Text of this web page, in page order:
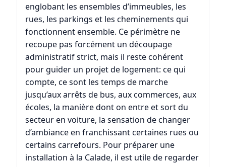
englobant les ensembles d’immeubles, les
rues, les parkings et les cheminements qui
fonctionnent ensemble. Ce périmètre ne
recoupe pas forcément un découpage
administratif strict, mais il reste cohérent
pour guider un projet de logement: ce qui
compte, ce sont les temps de marche
jusqu’aux arrêts de bus, aux commerces, aux
écoles, la manière dont on entre et sort du
secteur en voiture, la sensation de changer
d’ambiance en franchissant certaines rues ou
certains carrefours. Pour préparer une
installation à la Calade, il est utile de regarder